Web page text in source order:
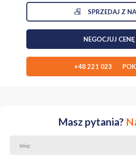
SPRZEDAJ Z
NEGOCJUJ CENĘ
+48 221 023
Masz pytania?